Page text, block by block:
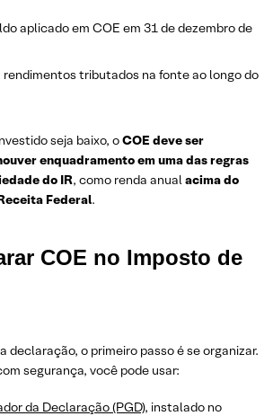
aplicado em COE em 31 de dezembro de
rendimentos tributados na fonte ao longo do
seja baixo, oCOE deve ser
enquadramento em uma das regras
do IR, como renda anualacima do
Federal.
COE no Imposto de
declaração, o primeiro passo é se organizar.
segurança, você pode usar:
da Declaração (PGD), instalado no